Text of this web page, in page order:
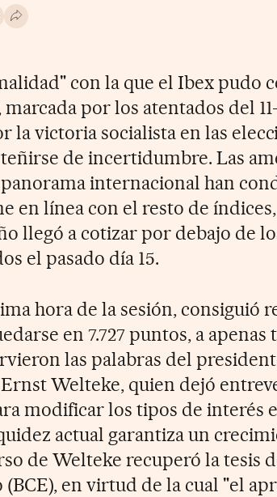
Whatsapp
en Facebook
en Twitter
Desplegar Redes Sociales
con la que el Ibex pudo
por los atentados del
la victoria socialista en las
de incertidumbre. Las
internacional han
en línea con el resto de
llegó a cotizar por debajo de
el pasado día 15.
hora de la sesión, consiguió
en 7.727 puntos, a
las palabras del
Welteke, quien dejó
modificar los tipos de interés
actual garantiza un
de Welteke recuperó la tesis
(BCE), en virtud de la cual "el